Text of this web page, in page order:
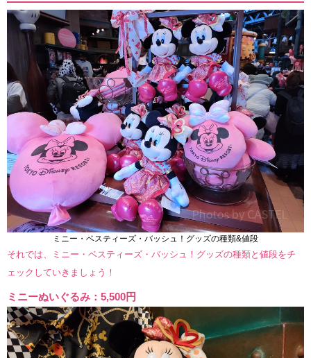
ミニー・ベスティーズ・バッシュ！グッズの種類&値段
それでは、ミニー・ベスティーズ・バッシュ！グッズの種類と値段をチ
ェックしていきましょう！
ミニーぬいぐるみ：5,500円